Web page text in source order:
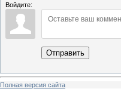
Войдите:
Отправить
Полная версия сайта